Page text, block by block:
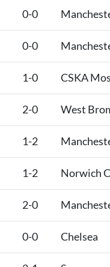
0-0
0-0
1-0 CSKA
2-0 West
1-2
1-2 Norwich
2-0
0-0 Chelsea